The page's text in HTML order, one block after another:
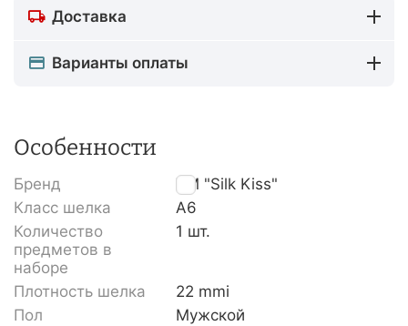
Доставка
Варианты оплаты
Особенности
Бренд
TM "Silk Kiss"
Класс шелка
A6
Количество
предметов в
наборе
1 шт.
Плотность шелка
22 mmi
Пол
Мужской